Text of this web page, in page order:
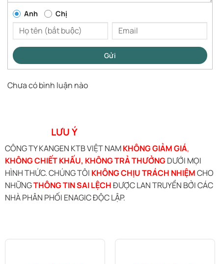
Anh Chị
Gửi
Chưa có bình luận nào
LƯU Ý
CÔNG TY KANGEN KTB VIỆT NAMKHÔNG GIẢM GIÁ,
KHÔNG CHIẾT KHẤU, KHÔNG TRẢ THƯỞNGDƯỚI MỌI
HÌNH THỨC. CHÚNG TÔI KHÔNG CHỊU TRÁCH NHIỆMCHO
NHỮNGTHÔNG TIN SAI LỆCHĐƯỢC LAN TRUYỀN BỞI CÁC
NHÀ PHÂN PHỐI ENAGIC ĐỘC LẬP.